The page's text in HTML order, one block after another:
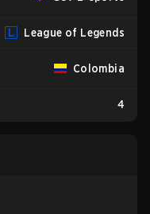
League of Legends
Colombia
4